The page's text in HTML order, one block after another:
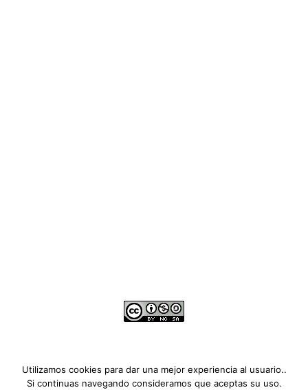
Copyright © 2026
Utilizamos cookies para dar una mejor experiencia al usuario..
Si continuas navegando consideramos que aceptas su uso.